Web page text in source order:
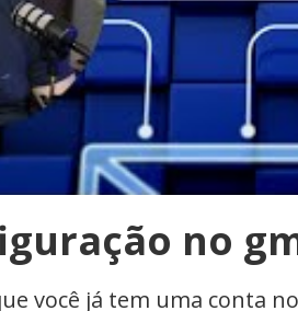
no
você já tem uma conta